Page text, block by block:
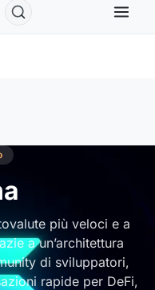
USDT0,9991 USD BNB
più veloci e a
a un’architettura
di sviluppatori,
rapide per DeFi,